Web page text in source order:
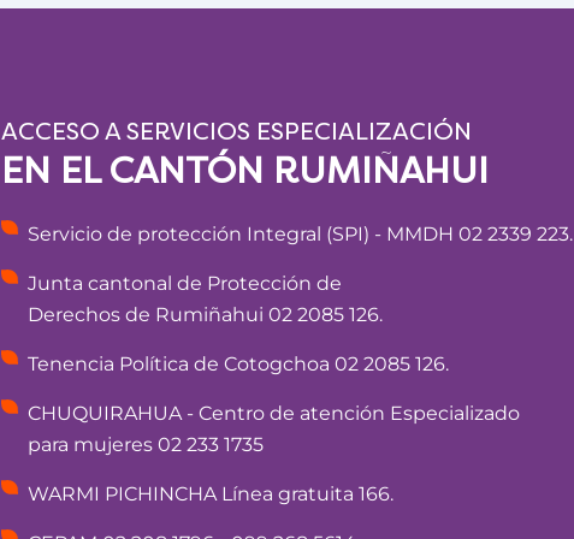
ACCESO A SERVICIOS ESPECIALIZACIÓN
EN EL CANTÓN RUMIÑAHUI
Servicio de protección Integral (SPI) - MMDH 02 2339 223.
Junta cantonal de Protección de
Derechos de Rumiñahui 02 2085 126.
Tenencia Política de Cotogchoa 02 2085 126.
CHUQUIRAHUA - Centro de atención Especializado
para mujeres 02 233 1735
WARMI PICHINCHA Línea gratuita 166.